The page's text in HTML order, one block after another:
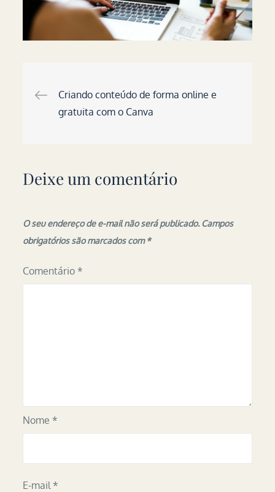
Navegação
Post
Criando conteúdo de forma online e
gratuita com o Canva
Deixe um comentário
O seu endereço de e-mail não será publicado. Campos
obrigatórios são marcados com*
Comentário *
Nome *
E-mail *